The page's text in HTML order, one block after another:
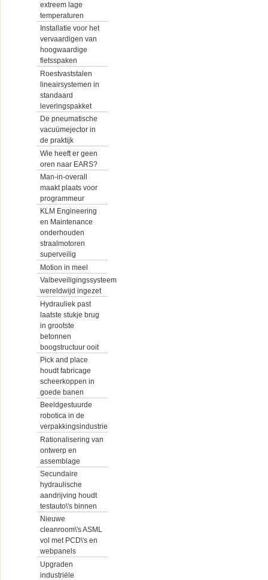
extreem lage
temperaturen
Installatie voor het
vervaardigen van
hoogwaardige
fietsspaken
Roestvaststalen
lineairsystemen in
standaard
leveringspakket
De pneumatische
vacuümejector in
de praktijk
Wie heeft er geen
oren naar EARS?
Man-in-overall
maakt plaats voor
programmeur
KLM Engineering
en Maintenance
onderhouden
straalmotoren
superveilig
Motion in meel
Valbeveiligingssysteem
wereldwijd ingezet
Hydrauliek past
laatste stukje brug
in grootste
betonnen
boogstructuur ooit
Pick and place
houdt fabricage
scheerkoppen in
goede banen
Beeldgestuurde
robotica in de
verpakkingsindustrie
Rationalisering van
ontwerp en
assemblage
Secundaire
hydraulische
aandrijving houdt
testauto\'s binnen
Nieuwe
cleanroom\'s ASML
vol met PCD\'s en
webpanels
Upgraden
industriële